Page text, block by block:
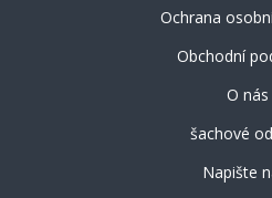
Ochrana
Obchodní
O nás
šachové
Napište